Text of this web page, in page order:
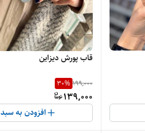
قاب پورش دیزاین
199,000
30%
139,000
افزودن به سبد